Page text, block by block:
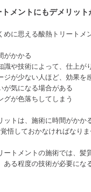
メントにもデメリット
めに思える酸熱トリートメ
がかかる
識や技術によって、仕上が
ジが少ない人ほど、効果を
が気になる場合がある
グが色落ちしてしまう
ットは、施術に時間がかか
悟しておかなければなりま
ートメントの施術では、
ある程度の技術が必要にな